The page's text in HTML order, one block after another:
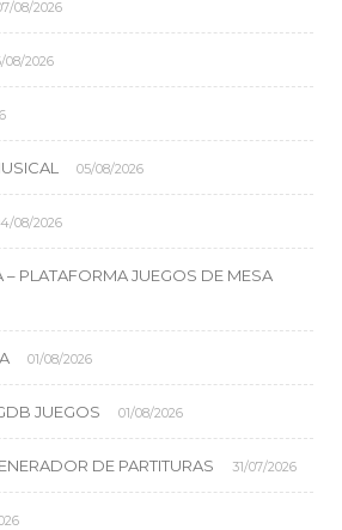
08/2026
08/2026
05/08/2026
08/2026
PLATAFORMA JUEGOS DE MESA
01/08/2026
JUEGOS 01/08/2026
DE PARTITURAS 31/07/2026